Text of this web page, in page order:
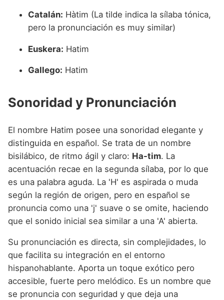
Catalán: Hàtim (La tilde indica la sílaba tónica,
pero la pronunciación es muy similar)
Euskera: Hatim
Gallego: Hatim
Sonoridad y Pronunciación
El nombre Hatim posee una sonoridad elegante y
distinguida en español. Se trata de un nombre
bisilábico, de ritmo ágil y claro: Ha-tim. La
acentuación recae en la segunda sílaba, por lo que
es una palabra aguda. La 'H' es aspirada o muda
según la región de origen, pero en español se
pronuncia como una 'j' suave o se omite, haciendo
que el sonido inicial sea similar a una 'A' abierta.
Su pronunciación es directa, sin complejidades, lo
que facilita su integración en el entorno
hispanohablante. Aporta un toque exótico pero
accesible, fuerte pero melódico. Es un nombre que
se pronuncia con seguridad y que deja una